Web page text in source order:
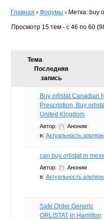
Главная › Форумы › Метка: buy
Просмотр 15 тем - с 46 по 60
Тема
Последняя
запись
Buy orlistat Canadian
Prescription, Buy
United Kingdom
Автор:
Аноним
в: Актуальность
can buy orlistat in
Автор:
Аноним
в: Актуальность
Safe Order Generic
ORLISTAT in Hamilton